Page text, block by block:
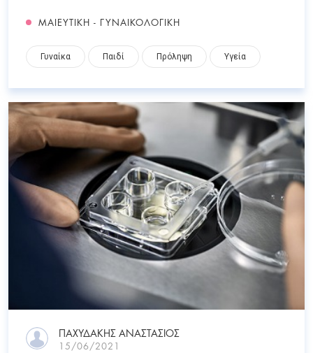
ΜΑΙΕΥΤΙΚΗ - ΓΥΝΑΙΚΟΛΟΓΙΚΗ
Γυναίκα Παιδί Πρόληψη Υγεία
ΠΑΧΥΔΑΚΗΣ ΑΝΑΣΤΑΣΙΟΣ
15/06/2021